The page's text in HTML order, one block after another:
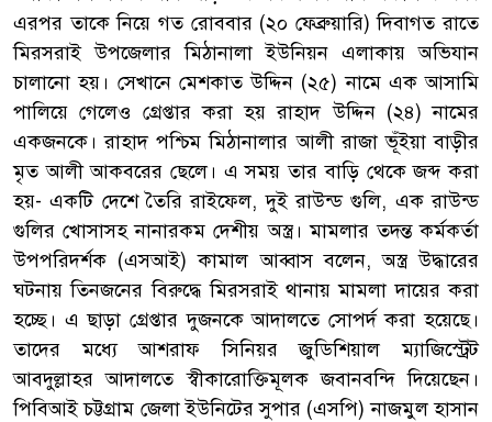
এরপর তাকে নিয়ে গত রোববার (২০ ফেব্রুয়ারি) দিবাগত রাতে
মিরসরাই উপজেলার মিঠানালা ইউনিয়ন এলাকায় অভিযান
চালানো হয়। সেখানে মেশকাত উদ্দিন (২৫) নামে এক আসামি
পালিয়ে গেলেও গ্রেপ্তার করা হয় রাহাদ উদ্দিন (২৪) নামের
একজনকে। রাহাদ পশ্চিম মিঠানালার আলী রাজা ভূঁইয়া বাড়ীর
মৃত আলী আকবরের ছেলে। এ সময় তার বাড়ি থেকে জব্দ করা
হয়- একটি দেশে তৈরি রাইফেল, দুই রাউন্ড গুলি, এক রাউন্ড
গুলির খোসাসহ নানারকম দেশীয় অস্ত্র। মামলার তদন্ত কর্মকর্তা
উপপরিদর্শক (এসআই) কামাল আব্বাস বলেন, অস্ত্র উদ্ধারের
ঘটনায় তিনজনের বিরুদ্ধে মিরসরাই থানায় মামলা দায়ের করা
হচ্ছে। এ ছাড়া গ্রেপ্তার দুজনকে আদালতে সোপর্দ করা হয়েছে।
তাদের মধ্যে আশরাফ সিনিয়র জুডিশিয়াল ম্যাজিস্ট্রেট
আবদুল্লাহর আদালতে স্বীকারোক্তিমূলক জবানবন্দি দিয়েছেন।
পিবিআই চট্টগ্রাম জেলা ইউনিটের সুপার (এসপি) নাজমুল হাসান